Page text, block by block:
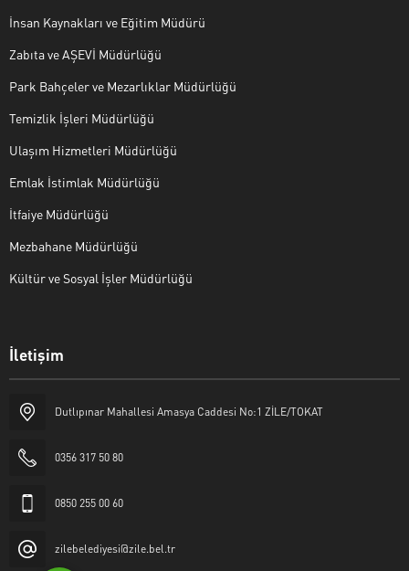
İnsan Kaynakları ve Eğitim Müdürü
Zabıta ve AŞEVİ Müdürlüğü
Park Bahçeler ve Mezarlıklar Müdürlüğü
Temizlik İşleri Müdürlüğü
Ulaşım Hizmetleri Müdürlüğü
Emlak İstimlak Müdürlüğü
İtfaiye Müdürlüğü
Mezbahane Müdürlüğü
Kültür ve Sosyal İşler Müdürlüğü
İletişim
Dutlıpınar Mahallesi Amasya Caddesi No:1 ZİLE/TOKAT
0356 317 50 80
0850 255 00 60
zilebelediyesi@zile.bel.tr